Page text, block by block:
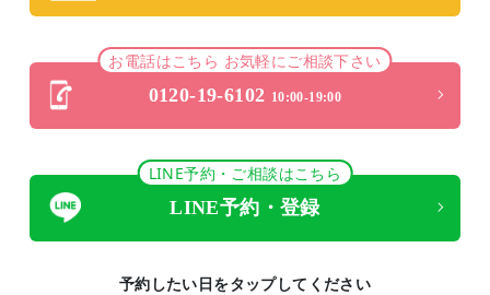
お電話はこちら お気軽にご相談下さい
0120-19-6102 10:00-19:00
LINE予約・ご相談はこちら
LINE予約・登録
予約したい日をタップしてください